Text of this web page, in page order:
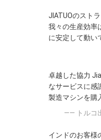
JIATUOのスト
我々の生産効率
に安定して動い
卓越した協力
なサービスに感
製造マシンを購
—— トルコ
インドのお客様